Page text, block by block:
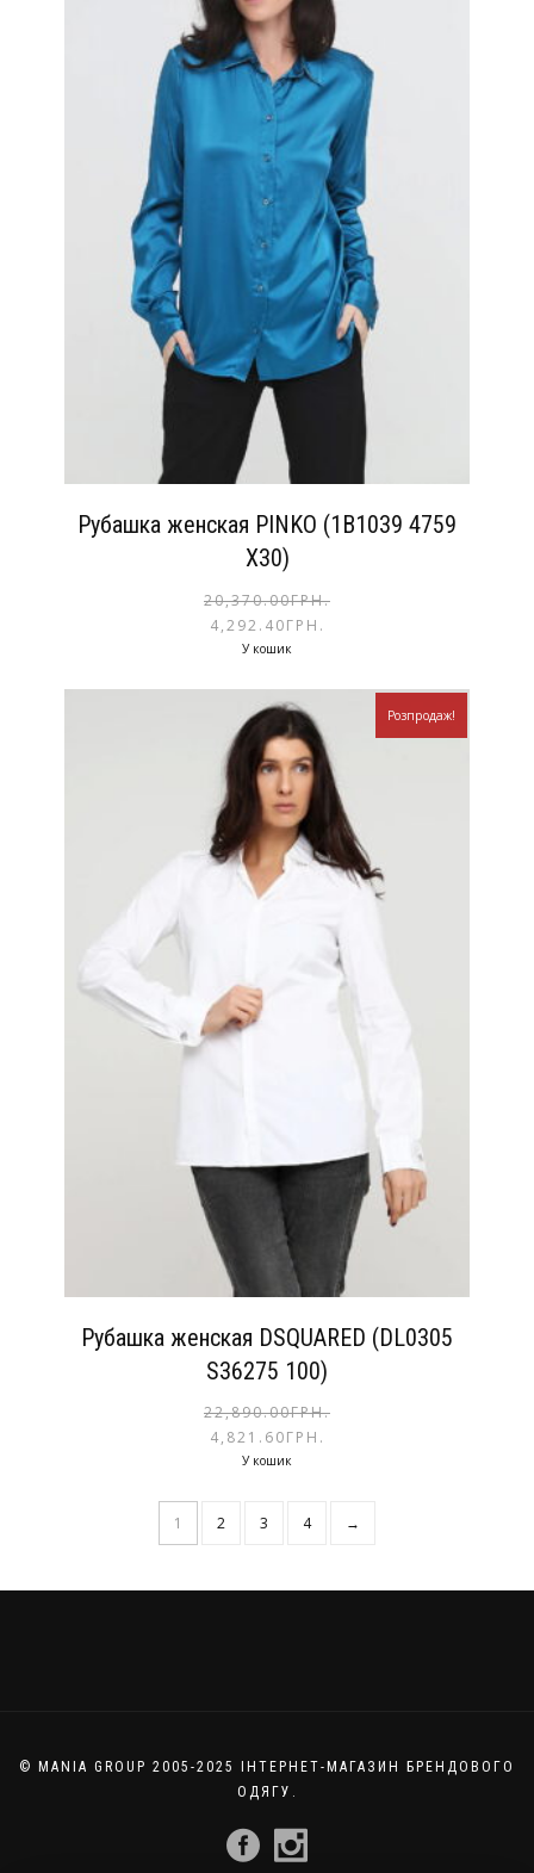
Рубашка женская PINKO (1B1039 4759
X30)
20,370.00ГРН.
4,292.40ГРН.
У кошик
Рубашка женская DSQUARED (DL0305
S36275 100)
Розпродаж!
22,890.00ГРН.
4,821.60ГРН.
У кошик
1 2 3 4 →
© MANIA GROUP 2005-2025 ІНТЕРНЕТ-МАГАЗИН БРЕНДОВОГО
ОДЯГУ.